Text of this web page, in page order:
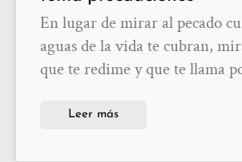
En lugar de mirar al pecado
aguas de la vida te cubran,
que te redime y que te llama
Leer más